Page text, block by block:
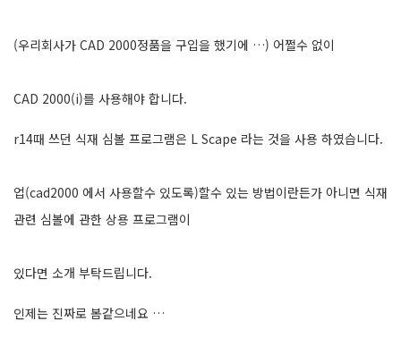
(우리회사가 CAD 2000정품을 구입을 했기에 …) 어쩔수 없이
CAD 2000(i)를 사용해야 합니다.
r14때 쓰던 식재 심볼 프로그램은 L Scape 라는 것을 사용 하였습니다.
업(cad2000 에서 사용할수 있도록)할수 있는 방법이란든가 아니면 식재
관련 심볼에 관한 상용 프로그램이
있다면 소개 부탁드립니다.
인제는 진짜로 봄같으네요 …